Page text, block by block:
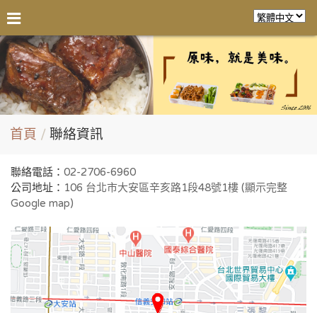
首頁 聯絡資訊
聯絡電話： 02-2706-6960
公司地址： 106 台北市大安區辛亥路1段48號1樓 (顯示完整
Google map)